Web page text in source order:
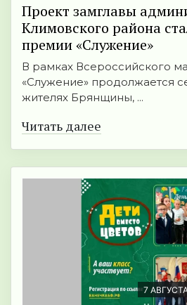
Проект замглавы
Климовского района
премии «Служение»
В рамках Всероссийского
«Служение» продолжается
жителях Брянщины, ...
Читать далее
7